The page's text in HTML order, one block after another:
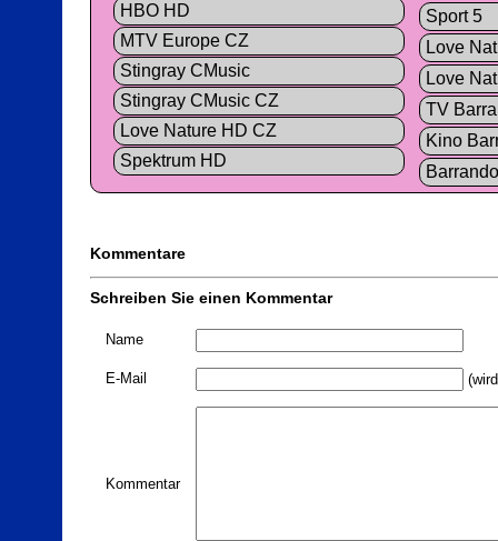
HBO HD
MTV Europe CZ
Stingray CMusic
Stingray CMusic CZ
Love Nature HD CZ
Spektrum HD
Sport 5
Love
Love
TV
Kino
Kommentare
Schreiben Sie einen Kommentar
Name
E-Mail
Kommentar